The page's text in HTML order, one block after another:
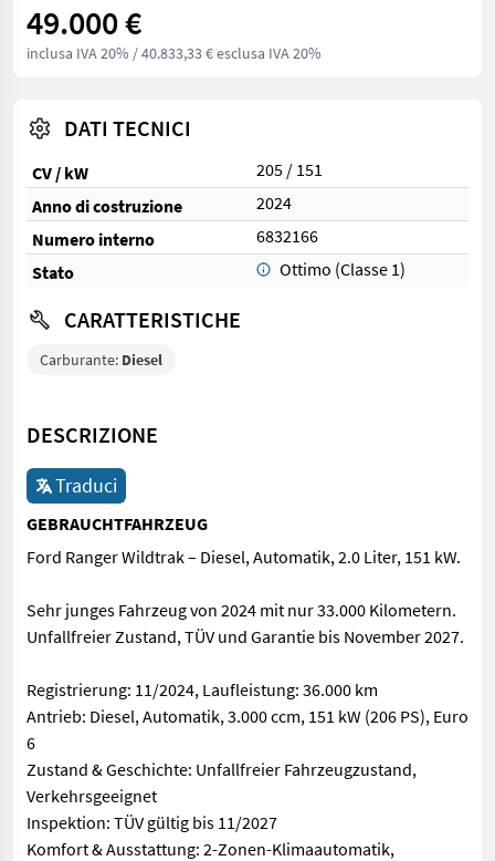
49.000 €
inclusa IVA 20% / 40.833,33 € esclusa IVA 20%
DATI TECNICI
CV / kW
205 / 151
Anno di costruzione
2024
Numero interno
6832166
Stato
Ottimo (Classe 1)
CARATTERISTICHE
Carburante: Diesel
DESCRIZIONE
Traduci
GEBRAUCHTFAHRZEUG
Ford Ranger Wildtrak – Diesel, Automatik, 2.0 Liter, 151 kW.
Sehr junges Fahrzeug von 2024 mit nur 33.000 Kilometern.
Unfallfreier Zustand, TÜV und Garantie bis November 2027.
Registrierung: 11/2024, Laufleistung: 36.000 km
Antrieb: Diesel, Automatik, 3.000 ccm, 151 kW (206 PS), Euro
6
Zustand & Geschichte: Unfallfreier Fahrzeugzustand,
Verkehrsgeeignet
Inspektion: TÜV gültig bis 11/2027
Komfort & Ausstattung: 2-Zonen-Klimaautomatik,